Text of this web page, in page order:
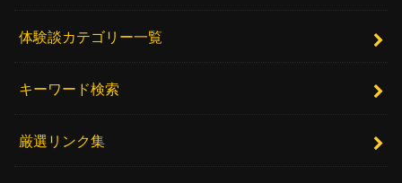
体験談カテゴリー一覧
キーワード検索
厳選リンク集